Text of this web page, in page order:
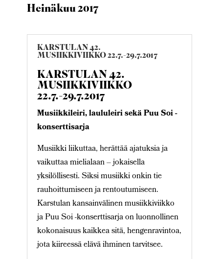
Heinäkuu 2017
KARSTULAN 42.
MUSIIKKIVIIKKO 22.7.-29.7.2017
KARSTULAN 42.
MUSIIKKIVIIKKO
22.7.-29.7.2017
Musiikkileiri, laululeiri sekä Puu Soi -
konserttisarja
Musiikki liikuttaa, herättää ajatuksia ja
vaikuttaa mielialaan – jokaisella
yksilöllisesti. Siksi musiikki onkin tie
rauhoittumiseen ja rentoutumiseen.
Karstulan kansainvälinen musiikkiviikko
ja Puu Soi -konserttisarja on luonnollinen
kokonaisuus kaikkea sitä, hengenravintoa,
jota kiireessä elävä ihminen tarvitsee.